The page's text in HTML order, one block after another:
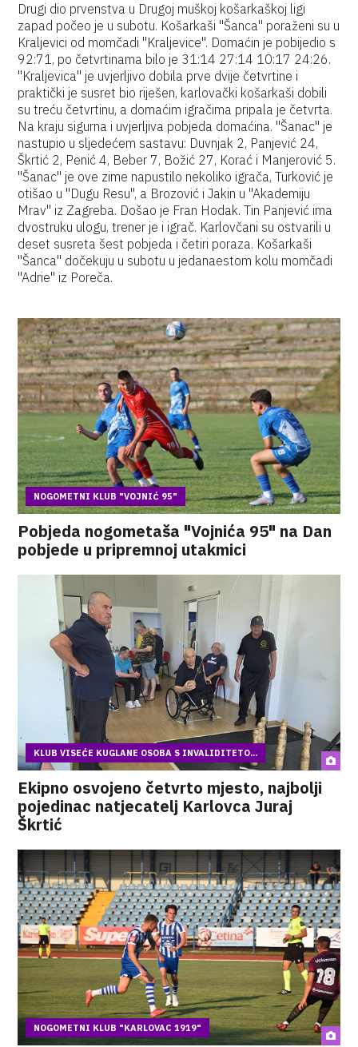
Drugi dio prvenstva u Drugoj muškoj košarkaškoj ligi
zapad počeo je u subotu. Košarkaši "Šanca" poraženi su u
Kraljevici od momčadi "Kraljevice". Domaćin je pobijedio s
92:71, po četvrtinama bilo je 31:14 27:14 10:17 24:26.
"Kraljevica" je uvjerljivo dobila prve dvije četvrtine i
praktički je susret bio riješen, karlovački košarkaši dobili
su treću četvrtinu, a domaćim igračima pripala je četvrta.
Na kraju sigurna i uvjerljiva pobjeda domaćina. "Šanac" je
nastupio u sljedećem sastavu: Duvnjak 2, Panjević 24,
Škrtić 2, Penić 4, Beber 7, Božić 27, Korać i Manjerović 5.
"Šanac" je ove zime napustilo nekoliko igrača, Turković je
otišao u "Dugu Resu", a Brozović i Jakin u "Akademiju
Mrav" iz Zagreba. Došao je Fran Hodak. Tin Panjević ima
dvostruku ulogu, trener je i igrač. Karlovčani su ostvarili u
deset susreta šest pobjeda i četiri poraza. Košarkaši
"Šanca" dočekuju u subotu u jedanaestom kolu momčadi
"Adrie" iz Poreča.
NOGOMETNI KLUB "VOJNIĆ 95"
Pobjeda nogometaša "Vojnića 95" na Dan
pobjede u pripremnoj utakmici
KLUB VISEĆE KUGLANE OSOBA S INVALIDITETO...
Ekipno osvojeno četvrto mjesto, najbolji
pojedinac natjecatelj Karlovca Juraj
Škrtić
NOGOMETNI KLUB "KARLOVAC 1919"